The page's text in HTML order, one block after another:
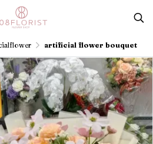
artificial flower bouquet